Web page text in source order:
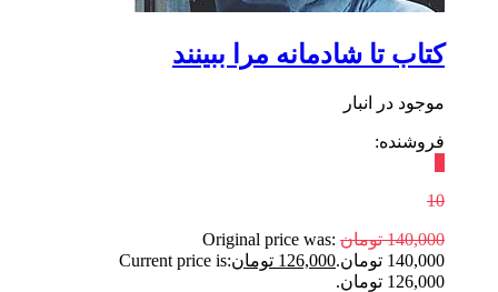
کتاب تا شادمانه مرا ببینند
موجود در انبار
فروشنده:
10
140,000 تومان Original price was:
140,000 تومان.
126,000 تومانCurrent price is:
126,000 تومان.